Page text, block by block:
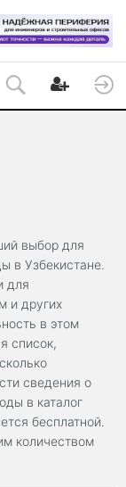
выбор для
в Узбекистане.
для
и других
в этом
список,
сведения о
в каталог
бесплатной.
количеством